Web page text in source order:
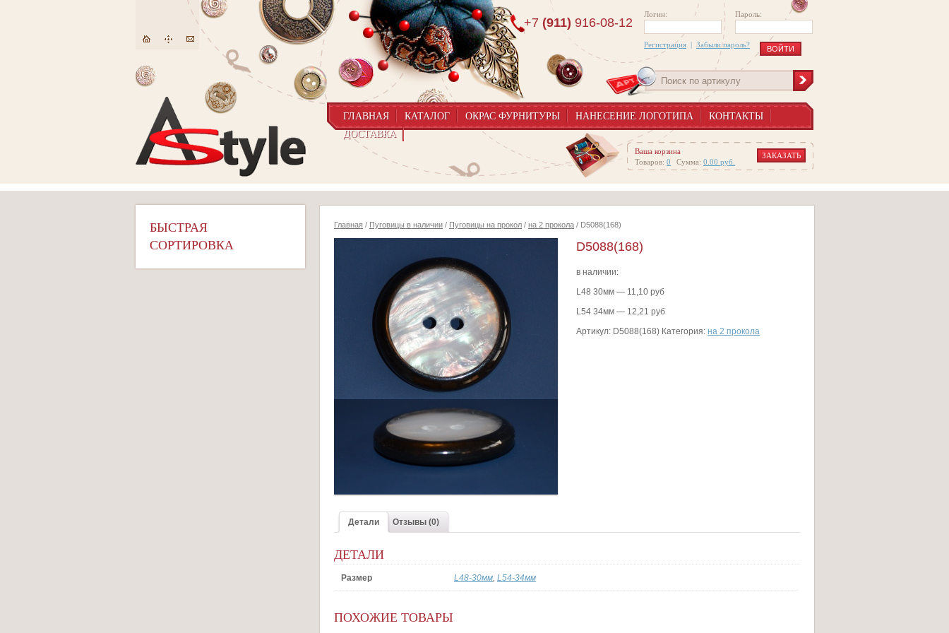
Логин: Пароль:
Регистрация | Забыли пароль?
+7 (911) 916-08-12
ГЛАВНАЯ КАТАЛОГ ОКРАС ФУРНИТУРЫ НАНЕСЕНИЕ ЛОГОТИПА
КОНТАКТЫ
ДОСТАВКА
Ваша корзина
Товаров: 0 Сумма: 0.00 руб.
ЗАКАЗАТЬ
БЫСТРАЯ
СОРТИРОВКА
Главная / Пуговицы в наличии / Пуговицы на прокол / на 2 прокола / D5088(168)
D5088(168)
в наличии:
L48 30мм — 11,10 руб
L54 34мм — 12,21 руб
Артикул: D5088(168) Категория:на 2 прокола
Детали Отзывы (0)
ДЕТАЛИ
Размер L48-30мм, L54-34мм
ПОХОЖИЕ ТОВАРЫ